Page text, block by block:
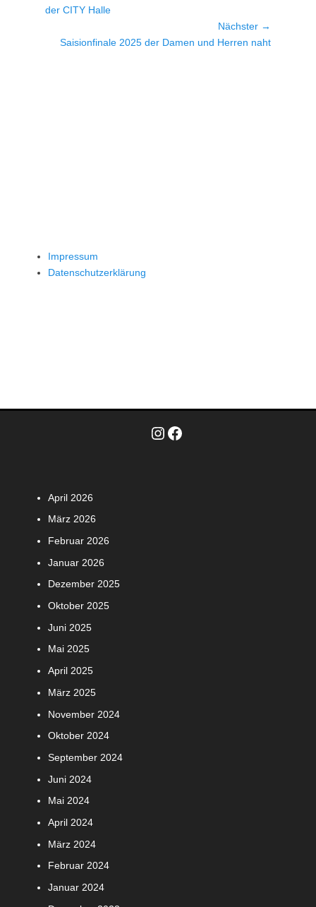
Beitrag:
der CITY Halle
Nächster →
Nächster
Saisionfinale 2025 der Damen und Herren naht
Impressum
Datenschutzerklärung
Instagram
Facebook
April 2026
März 2026
Februar 2026
Januar 2026
Dezember 2025
Oktober 2025
Juni 2025
Mai 2025
April 2025
März 2025
November 2024
Oktober 2024
September 2024
Juni 2024
Mai 2024
April 2024
März 2024
Februar 2024
Januar 2024